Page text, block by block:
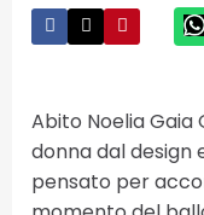
Abito Noelia Gaia
donna dal
pensato per